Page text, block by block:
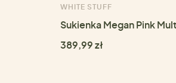
WHITE STUFF
Sukienka Megan Pink
389,99 zł